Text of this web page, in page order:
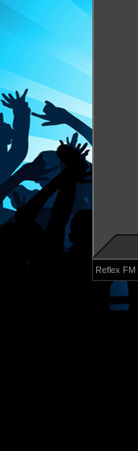
Reflex